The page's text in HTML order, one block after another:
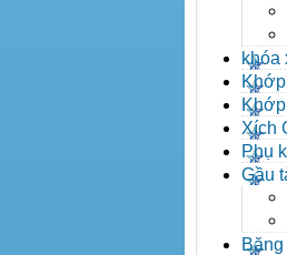
khóa
-
Xích
Phụ
Gầu